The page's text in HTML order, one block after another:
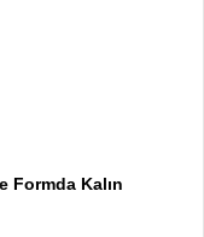
Formda Kalın